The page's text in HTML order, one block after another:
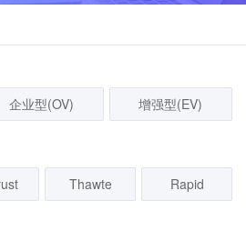
企业型(OV) 增强型(EV)
Thawte Rapid